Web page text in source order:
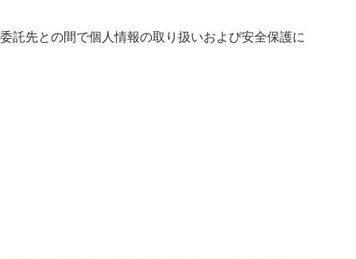
託先との間で個人情報の取り扱いおよび安全保護に